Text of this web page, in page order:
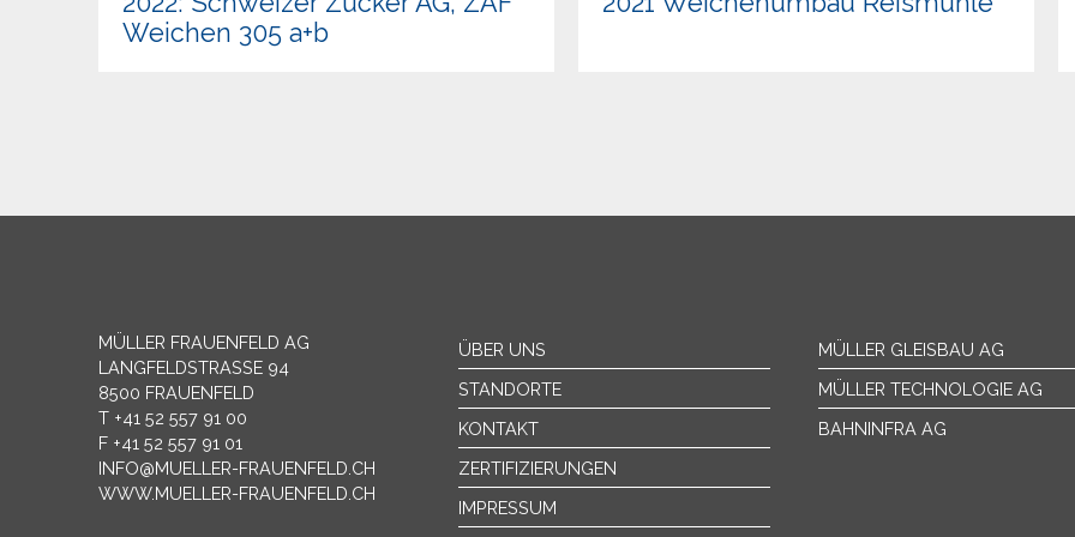
Weichen 305 a+b
MÜLLER FRAUENFELD AG
LANGFELDSTRASSE 94
8500 FRAUENFELD
T +41 52 557 91 00
F +41 52 557 91 01
INFO@MUELLER-FRAUENFELD.CH
WWW.MUELLER-FRAUENFELD.CH
ÜBER UNS
STANDORTE
KONTAKT
ZERTIFIZIERUNGEN
IMPRESSUM
MÜLLER GLEISBAU AG
MÜLLER TECHNOLOGIE AG
BAHNINFRA AG